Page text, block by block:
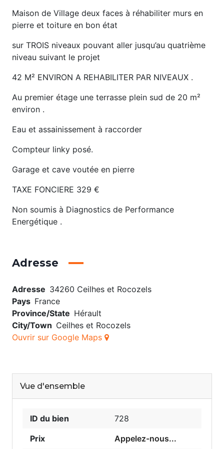
Maison de Village deux faces à réhabiliter murs en
pierre et toiture en bon état
sur TROIS niveaux pouvant aller jusqu’au quatrième
niveau suivant le projet
42 M² ENVIRON A REHABILITER PAR NIVEAUX .
Au premier étage une terrasse plein sud de 20 m²
environ .
Eau et assainissement à raccorder
Compteur linky posé.
Garage et cave voutée en pierre
TAXE FONCIERE 329 €
Non soumis à Diagnostics de Performance
Energétique .
Adresse
Adresse 34260 Ceilhes et Rocozels
Pays France
Province/State Hérault
City/Town Ceilhes et Rocozels
Ouvrir sur Google Maps
Vue d'ensemble
ID du bien
728
Prix
Appelez-nous...